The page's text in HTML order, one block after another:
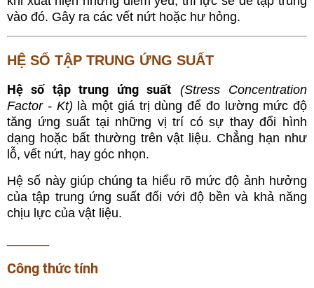
vào đó. Gây ra các vết nứt hoặc hư hỏng.
HỆ SỐ TẬP TRUNG ỨNG SUẤT
Hệ số tập trung ứng suất
(Stress Concentration
Factor - Kt) là một giá trị dùng để đo lường mức độ
tăng ứng suất tại những vị trí có sự thay đổi hình
dạng hoặc bất thường trên vật liệu. Chẳng hạn như
lỗ, vết nứt, hay góc nhọn.
Hệ số này giúp chúng ta hiểu rõ mức độ ảnh hưởng
của tập trung ứng suất đối với độ bền và khả năng
chịu lực của vật liệu.
Công thức tính